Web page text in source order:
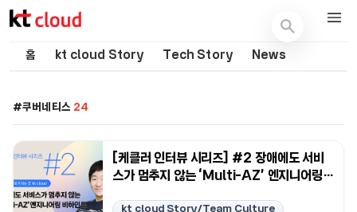
기술 블로그 (Tech) | kt cloud
홈 kt cloud Story Tech Story News
쿠버네티스 24
[케클러 인터뷰 시리즈] #2 장애에도 서비
스가 멈추지 않는 ‘Multi-AZ’ 엔지니어링
kt cloud Story/Team Culture